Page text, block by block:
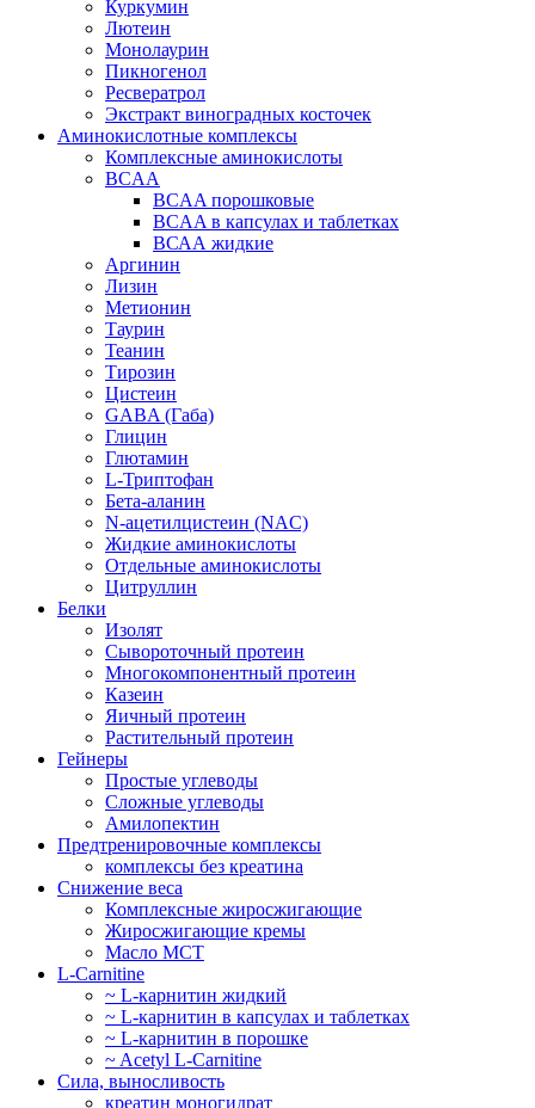
Куркумин
Лютеин
Монолаурин
Пикногенол
Ресвератрол
Экстракт виноградных косточек
Аминокислотные комплексы
Комплексные аминокислоты
BCAA
BCAA порошковые
BCAA в капсулах и таблетках
ВСАА жидкие
Аргинин
Лизин
Метионин
Таурин
Теанин
Тирозин
Цистеин
GABA (Габа)
Глицин
Глютамин
L-Триптофан
Бета-аланин
N-ацетилцистеин (NAC)
Жидкие аминокислоты
Отдельные аминокислоты
Цитруллин
Белки
Изолят
Сывороточный протеин
Многокомпонентный протеин
Казеин
Яичный протеин
Растительный протеин
Гейнеры
Простые углеводы
Сложные углеводы
Амилопектин
Предтренировочные комплексы
комплексы без креатина
Снижение веса
Комплексные жиросжигающие
Жиросжигающие кремы
Масло МСТ
L-Carnitine
~ L-карнитин жидкий
~ L-карнитин в капсулах и таблетках
~ L-карнитин в порошке
~ Acetyl L-Carnitine
Сила, выносливость
креатин моногидрат